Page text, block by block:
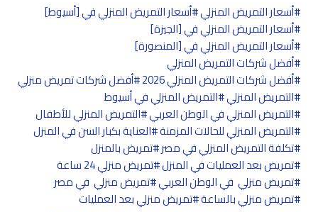
أسعار التمريض المنزلي أسعار التمريض المنزلي في [أسيوط]
أسعار التمريض المنزلي في [الجيزة]
أسعار التمريض المنزلي في [المنصورة]
أفضل شركات التمريض المنزلي
أفضل شركات التمريض المنزلي 2026
أفضل شركات تمريض منزلي
التمريض المنزلي التمريض المنزلي في أسيوط
التمريض المنزلي في الوطن العربي التمريض المنزلي للأطفال
التمريض المنزلي للحالات المزمنة العناية بكبار السن في المنزل
تكلفة التمريض المنزلي في مصر تمريض بالمنزل
تمريض بعد العمليات في المنزل تمريض منزلي 24 ساعة
تمريض منزلي في الوطن العربي تمريض منزلي في مصر
تمريض منزلي بالساعة تمريض منزلي بعد العمليات